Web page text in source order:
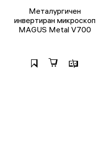
Металургичен
инвертиран микроскоп
MAGUS Metal V700